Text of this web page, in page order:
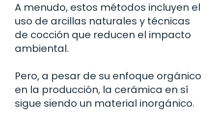
A menudo, estos métodos incluyen el
uso de arcillas naturales y técnicas
de cocción que reducen el impacto
ambiental.
Pero, a pesar de su enfoque orgánico
en la producción, la cerámica en sí
sigue siendo un material inorgánico.